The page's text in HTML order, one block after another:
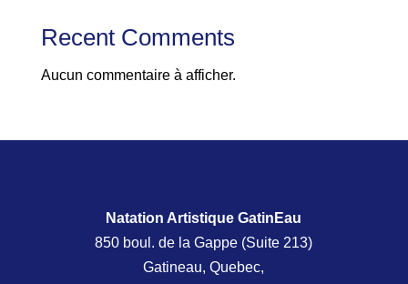
Recent Comments
Aucun commentaire à afficher.
Natation Artistique GatinEau
850 boul. de la Gappe (Suite 213)
Gatineau, Quebec,